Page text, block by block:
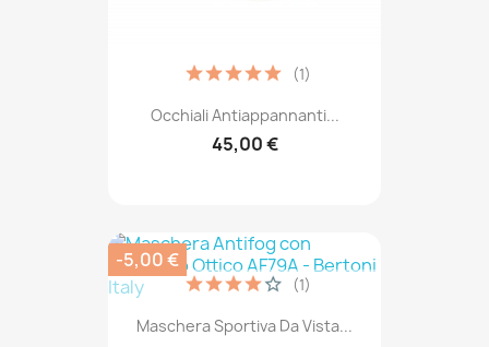
Occhiali Antiappannanti...
45,00 €
(1)
Maschera Sportiva Da Vista...
(1)
-5,00 €